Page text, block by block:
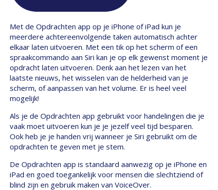
Met de Opdrachten app op je iPhone of iPad kun je
meerdere achtereenvolgende taken automatisch achter
elkaar laten uitvoeren. Met een tik op het scherm of een
spraakcommando aan Siri kan je op elk gewenst moment je
opdracht laten uitvoeren. Denk aan het lezen van het
laatste nieuws, het wisselen van de helderheid van je
scherm, of aanpassen van het volume. Er is heel veel
mogelijk!
Als je de Opdrachten app gebruikt voor handelingen die je
vaak moet uitvoeren kun je je jezelf veel tijd besparen.
Ook heb je je handen vrij wanneer je Siri gebruikt om de
opdrachten te geven met je stem.
De Opdrachten app is standaard aanwezig op je iPhone en
iPad en goed toegankelijk voor mensen die slechtziend of
blind zijn en gebruik maken van VoiceOver.